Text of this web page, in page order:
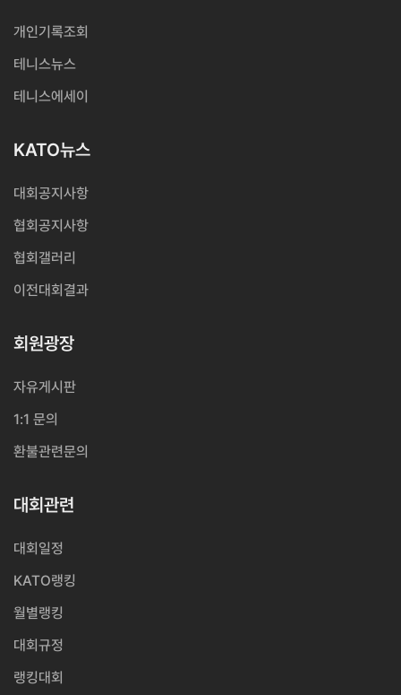
개인기록조회
테니스뉴스
테니스에세이
KATO뉴스
대회공지사항
협회공지사항
협회갤러리
이전대회결과
회원광장
자유게시판
1:1 문의
환불관련문의
대회관련
대회일정
KATO랭킹
월별랭킹
대회규정
랭킹대회